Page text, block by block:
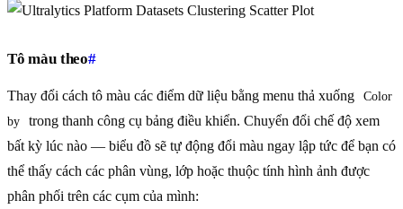
Tô màu theo#
Thay đổi cách tô màu các điểm dữ liệu bằng menu thả xuống
Color
by
trong thanh công cụ bảng điều khiển. Chuyển đổi chế độ xem
bất kỳ lúc nào — biểu đồ sẽ tự động đổi màu ngay lập tức để bạn có
thể thấy cách các phân vùng, lớp hoặc thuộc tính hình ảnh được
phân phối trên các cụm của mình: